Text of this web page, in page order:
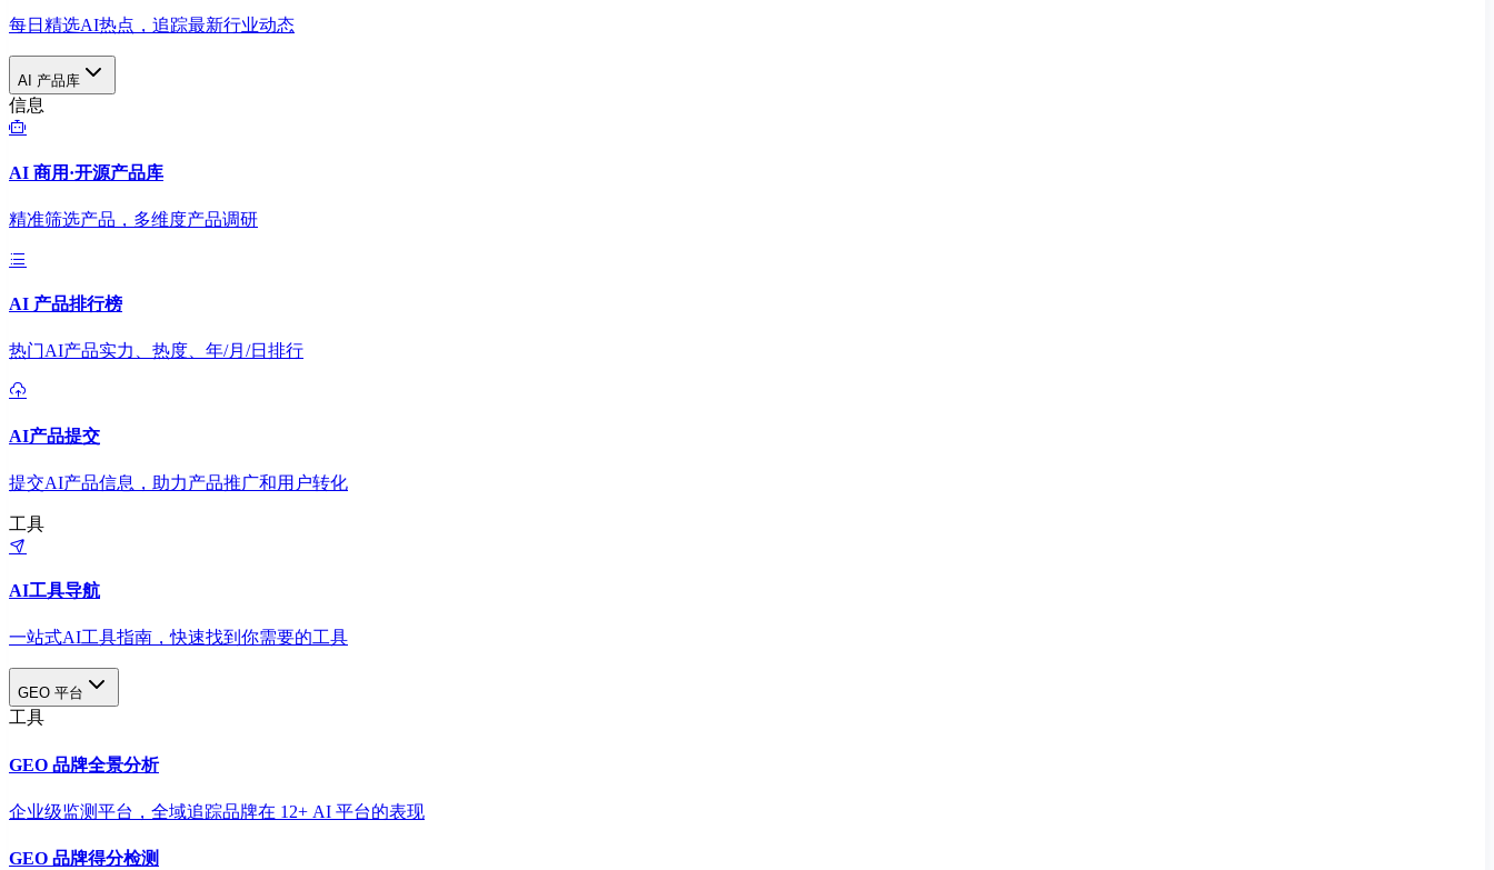
每日精选AI热点，追踪最新行业动态
AI 产品库
信息
AI 商用·开源产品库
精准筛选产品，多维度产品调研
AI 产品排行榜
热门AI产品实力、热度、年/月/日排行
AI产品提交
提交AI产品信息，助力产品推广和用户转化
工具
AI工具导航
一站式AI工具指南，快速找到你需要的工具
GEO 平台
工具
GEO 品牌全景分析
企业级监测平台，全域追踪品牌在 12+ AI 平台的表现
GEO 品牌得分检测